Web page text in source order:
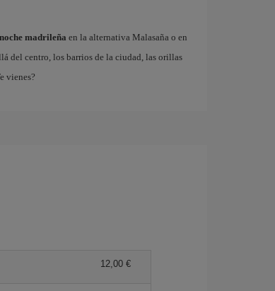
madrileña en la alternativa Malasaña o en
del centro, los barrios de la ciudad, las orillas
vienes?
12,00 €